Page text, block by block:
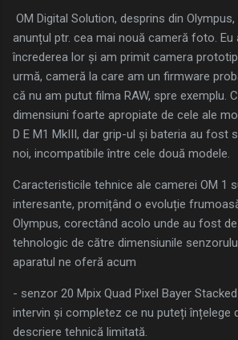
OM Digital Solution, desprins din
anunțul ptr. cea mai nouă cameră foto. Eu
încrederea lor și am primit camera
urmă, cameră la care am un firmware
că nu am putut filma RAW, spre exemplu.
dimensiuni foarte apropiate de cele ale
D E M1 MkIII, dar grip-ul și bateria au fost
noi, incompatibile între cele două modele.
Caracteristicile tehnice ale camerei OM 1
interesante, promițând o evoluție
Olympus, corectând acolo unde au fost
tehnologic de către dimensiunile
aparatul ne oferă acum
- senzor 20 Mpix Quad Pixel Bayer
intervin și completez ce nu puteți înțelege
descriere tehnică limitată.